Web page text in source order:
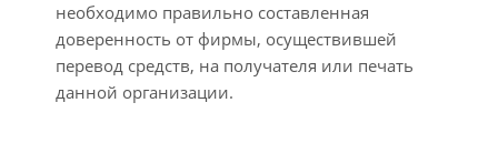
необходимо правильно составленная
доверенность от фирмы, осуществившей
перевод средств, на получателя или печать
данной организации.